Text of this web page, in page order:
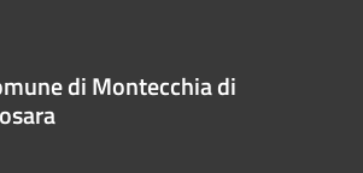
di Montecchia di